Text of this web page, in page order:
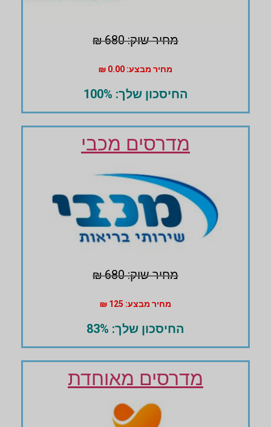
מחיר שוק: 680 ₪
מחיר מבצע: 0.00 ₪
החיסכון שלך: 100%
מדרסים מכבי
מחיר שוק: 680 ₪
מחיר מבצע: 125 ₪
החיסכון שלך: 83%
מדרסים מאוחדת